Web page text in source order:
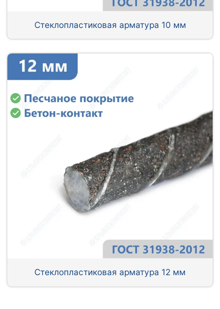
Стеклопластиковая арматура 10 мм
Стеклопластиковая арматура 12 мм